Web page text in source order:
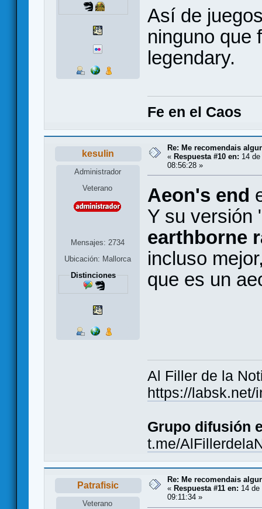
Así de
ninguno que
legendary.
Fe en el Caos
kesulin
Administrador
Veterano
Mensajes: 2734
Ubicación: Mallorca
Distinciones
Re: Me recomendais
« Respuesta #10 en: 14
08:56:28 »
Aeon's end
Y su versión
earthborne
incluso
que es un
Al Filler de la
https://labsk.net/
Grupo difusión
t.me/
Patrafisic
Veterano
Re: Me recomendais
« Respuesta #11 en: 14
09:11:34 »